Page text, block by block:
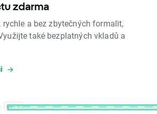
zdarma
rychle a bez zbytečných formalit,
také bezplatných vkladů a